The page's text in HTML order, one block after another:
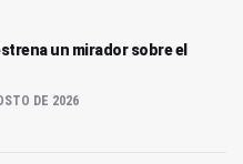
un mirador sobre el
DE 2026